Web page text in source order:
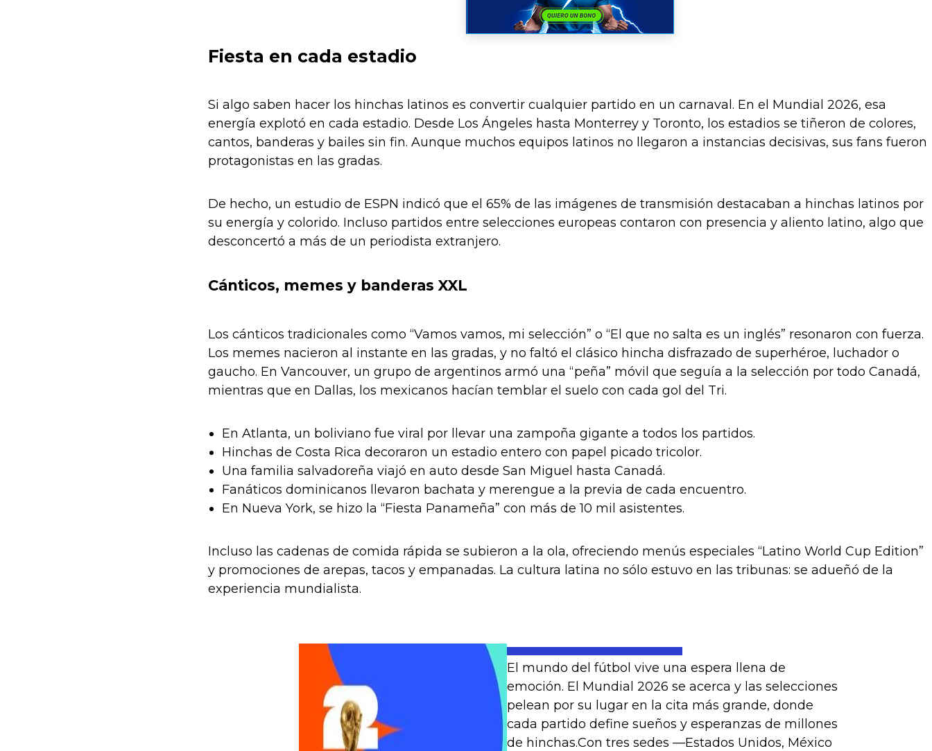
Fiesta en cada estadio
Si algo saben hacer los hinchas latinos es convertir cualquier partido en un carnaval. En el Mundial 2026, esa
energía explotó en cada estadio. Desde Los Ángeles hasta Monterrey y Toronto, los estadios se tiñeron de colores,
cantos, banderas y bailes sin fin. Aunque muchos equipos latinos no llegaron a instancias decisivas, sus fans fueron
protagonistas en las gradas.
De hecho, un estudio de ESPN indicó que el 65% de las imágenes de transmisión destacaban a hinchas latinos por
su energía y colorido. Incluso partidos entre selecciones europeas contaron con presencia y aliento latino, algo que
desconcertó a más de un periodista extranjero.
Cánticos, memes y banderas XXL
Los cánticos tradicionales como “Vamos vamos, mi selección” o “El que no salta es un inglés” resonaron con fuerza.
Los memes nacieron al instante en las gradas, y no faltó el clásico hincha disfrazado de superhéroe, luchador o
gaucho. En Vancouver, un grupo de argentinos armó una “peña” móvil que seguía a la selección por todo Canadá,
mientras que en Dallas, los mexicanos hacían temblar el suelo con cada gol del Tri.
En Atlanta, un boliviano fue viral por llevar una zampoña gigante a todos los partidos.
Hinchas de Costa Rica decoraron un estadio entero con papel picado tricolor.
Una familia salvadoreña viajó en auto desde San Miguel hasta Canadá.
Fanáticos dominicanos llevaron bachata y merengue a la previa de cada encuentro.
En Nueva York, se hizo la “Fiesta Panameña” con más de 10 mil asistentes.
Incluso las cadenas de comida rápida se subieron a la ola, ofreciendo menús especiales “Latino World Cup Edition”
y promociones de arepas, tacos y empanadas. La cultura latina no sólo estuvo en las tribunas: se adueñó de la
experiencia mundialista.
El mundo del fútbol vive una espera llena de
emoción. El Mundial 2026 se acerca y las selecciones
pelean por su lugar en la cita más grande, donde
cada partido define sueños y esperanzas de millones
de hinchas.Con tres sedes —Estados Unidos, México